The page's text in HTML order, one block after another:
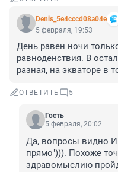
Denis_5e4cccd08a04e
5 февраля, 19:53
День равен ночи
равноденствия. В
разная, на экваторе в
ОТВЕТИТЬ 5
Гость
5 февраля, 20:02
Да, вопросы видно
прямо"))). Похоже
здравомыслию